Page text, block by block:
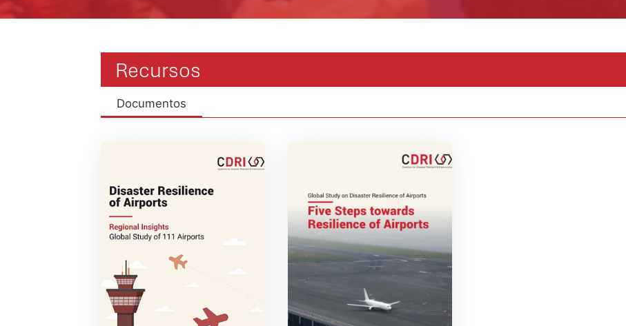
Recursos
Documentos